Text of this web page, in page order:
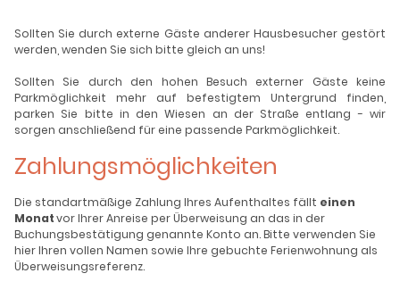
Zahlungsmöglichkeiten
Sollten Sie durch externe Gäste anderer Hausbesucher gestört
werden, wenden Sie sich bitte gleich an uns!
Sollten Sie durch den hohen Besuch externer Gäste keine
Parkmöglichkeit mehr auf befestigtem Untergrund finden,
parken Sie bitte in den Wiesen an der Straße entlang - wir
sorgen anschließend für eine passende Parkmöglichkeit.
Die standartmäßige Zahlung Ihres Aufenthaltes fällt einen
Monatvor Ihrer Anreise per Überweisung an das in der
Buchungsbestätigung genannte Konto an. Bitte verwenden Sie
hier Ihren vollen Namen sowie Ihre gebuchte Ferienwohnung als
Überweisungsreferenz.